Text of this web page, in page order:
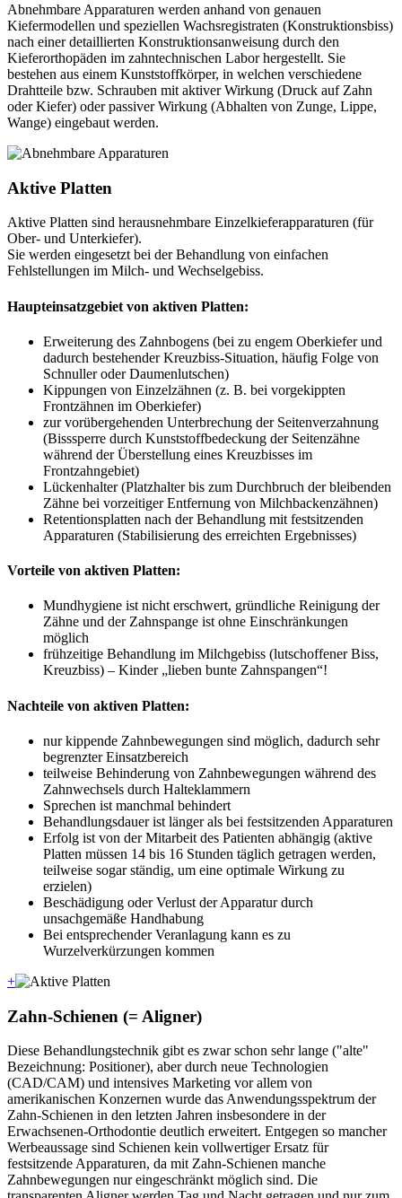
Abnehmbare Apparaturen werden anhand von genauen
Kiefermodellen und speziellen Wachsregistraten (Konstruktionsbiss)
nach einer detaillierten Konstruktionsanweisung durch den
Kieferorthopäden im zahntechnischen Labor hergestellt. Sie
bestehen aus einem Kunststoffkörper, in welchen verschiedene
Drahtteile bzw. Schrauben mit aktiver Wirkung (Druck auf Zahn
oder Kiefer) oder passiver Wirkung (Abhalten von Zunge, Lippe,
Wange) eingebaut werden.
Aktive Platten
Aktive Platten sind herausnehmbare Einzelkieferapparaturen (für
Ober- und Unterkiefer).
Sie werden eingesetzt bei der Behandlung von einfachen
Fehlstellungen im Milch- und Wechselgebiss.
Haupteinsatzgebiet von aktiven Platten:
Erweiterung des Zahnbogens (bei zu engem Oberkiefer und
dadurch bestehender Kreuzbiss-Situation, häufig Folge von
Schnuller oder Daumenlutschen)
Kippungen von Einzelzähnen (z. B. bei vorgekippten
Frontzähnen im Oberkiefer)
zur vorübergehenden Unterbrechung der Seitenverzahnung
(Bisssperre durch Kunststoffbedeckung der Seitenzähne
während der Überstellung eines Kreuzbisses im
Frontzahngebiet)
Lückenhalter (Platzhalter bis zum Durchbruch der bleibenden
Zähne bei vorzeitiger Entfernung von Milchbackenzähnen)
Retentionsplatten nach der Behandlung mit festsitzenden
Apparaturen (Stabilisierung des erreichten Ergebnisses)
Vorteile von aktiven Platten:
Mundhygiene ist nicht erschwert, gründliche Reinigung der
Zähne und der Zahnspange ist ohne Einschränkungen
möglich
frühzeitige Behandlung im Milchgebiss (lutschoffener Biss,
Kreuzbiss) – Kinder „lieben bunte Zahnspangen“!
Nachteile von aktiven Platten:
nur kippende Zahnbewegungen sind möglich, dadurch sehr
begrenzter Einsatzbereich
teilweise Behinderung von Zahnbewegungen während des
Zahnwechsels durch Halteklammern
Sprechen ist manchmal behindert
Behandlungsdauer ist länger als bei festsitzenden Apparaturen
Erfolg ist von der Mitarbeit des Patienten abhängig (aktive
Platten müssen 14 bis 16 Stunden täglich getragen werden,
teilweise sogar ständig, um eine optimale Wirkung zu
erzielen)
Beschädigung oder Verlust der Apparatur durch
unsachgemäße Handhabung
Bei entsprechender Veranlagung kann es zu
Wurzelverkürzungen kommen
+
Zahn-Schienen (= Aligner)
Diese Behandlungstechnik gibt es zwar schon sehr lange ("alte"
Bezeichnung: Positioner), aber durch neue Technologien
(CAD/CAM) und intensives Marketing vor allem von
amerikanischen Konzernen wurde das Anwendungsspektrum der
Zahn-Schienen in den letzten Jahren insbesondere in der
Erwachsenen-Orthodontie deutlich erweitert. Entgegen so mancher
Werbeaussage sind Schienen kein vollwertiger Ersatz für
festsitzende Apparaturen, da mit Zahn-Schienen manche
Zahnbewegungen nur eingeschränkt möglich sind. Die